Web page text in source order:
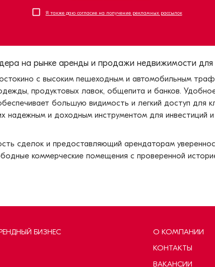
Я также даю согласие на получение рекламных рассылок
на рынке аренды и продажи недвижимости для
с высоким пешеходным и автомобильным
продуктовых лавок, общепита и банков.
большую видимость и легкий доступ для
надежным и доходным инструментом для инвестиций
сделок и предоставляющий арендаторам
коммерческие помещения с проверенной
БИЗНЕС
О КОМПАНИИ
КОНТАКТЫ
ВАКАНСИИ